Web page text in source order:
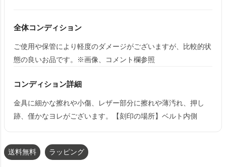
全体コンディション
ご使用や保管により軽度のダメージがございますが、比較的状
態の良いお品です。※画像、コメント欄参照
コンディション詳細
金具に細かな擦れや小傷、レザー部分に擦れや薄汚れ、押し
跡、僅かなヨレがございます。【刻印の場所】ベルト内側
送料無料 ラッピング